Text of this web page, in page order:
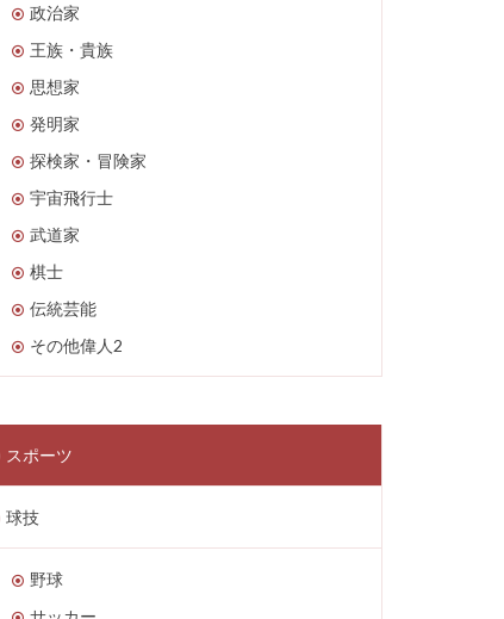
政治家
王族・貴族
思想家
発明家
探検家・冒険家
宇宙飛行士
武道家
棋士
伝統芸能
その他偉人2
スポーツ
球技
野球